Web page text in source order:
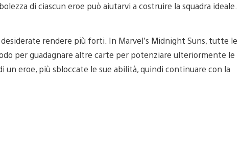
di ciascun eroe può aiutarvi a costruire la squadra ideale.
rendere più forti. In Marvel’s Midnight Suns, tutte le
per guadagnare altre carte per potenziare ulteriormente le
un eroe, più sbloccate le sue abilità, quindi continuare con la